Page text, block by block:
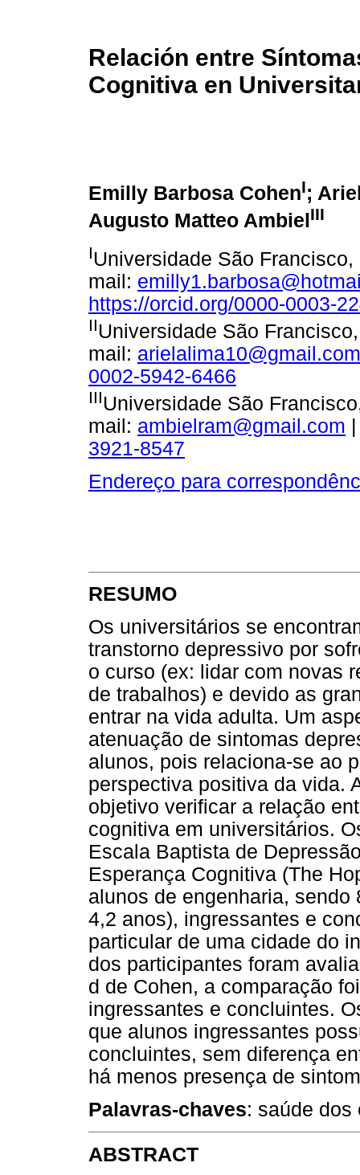
Relación entre
Cognitiva en
Emilly Barbosa CohenI;
Augusto Matteo Ambiel III
IUniversidade São
mail:
https://orcid.org/0000-0003-
IIUniversidade São
mail: arielalima10@gmail.com
0002-5942-6466
IIIUniversidade São
mail: ambielram@gmail.com
3921-8547
Endereço para
RESUMO
Os universitários se
transtorno depressivo por
o curso (ex: lidar com novas
de trabalhos) e devido as
entrar na vida adulta. Um
atenuação de sintomas
alunos, pois relaciona-se ao
perspectiva positiva da vida.
objetivo verificar a relação
cognitiva em universitários.
Escala Baptista de
Esperança Cognitiva (The
alunos de engenharia,
4,2 anos), ingressantes e
particular de uma cidade do
dos participantes foram
d de Cohen, a comparação
ingressantes e concluintes.
que alunos ingressantes
concluintes, sem diferença
há menos presença de
Palavras-chaves: saúde dos
ABSTRACT